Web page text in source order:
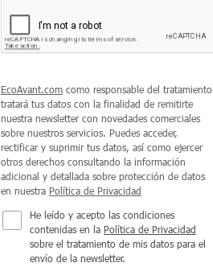
EcoAvant.com como responsable del tratamiento
tratará tus datos con la finalidad de remitirte
nuestra newsletter con novedades comerciales
sobre nuestros servicios. Puedes acceder,
rectificar y suprimir tus datos, así como ejercer
otros derechos consultando la información
adicional y detallada sobre protección de datos
en nuestra Política de Privacidad
He leído y acepto las condiciones
contenidas en la Política de Privacidad
sobre el tratamiento de mis datos para el
envío de la newsletter.